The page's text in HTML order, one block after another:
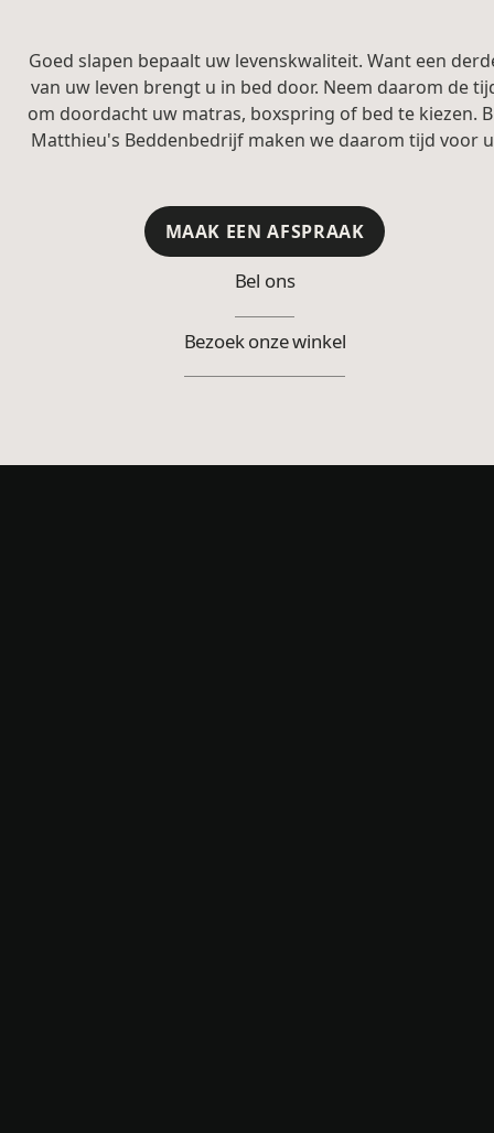
Goed slapen bepaalt uw levenskwaliteit. Want een
van uw leven brengt u in bed door. Neem daarom de
om doordacht uw matras, boxspring of bed te kiezen.
Matthieu's Beddenbedrijf maken we daarom tijd voor
MAAK EEN AFSPRAAK
Bel ons
Bezoek onze winkel